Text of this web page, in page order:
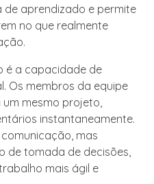
de aprendizado e permite
no que realmente
é a capacidade de
Os membros da equipe
mesmo projeto,
instantaneamente.
mas
de tomada de decisões,
mais ágil e